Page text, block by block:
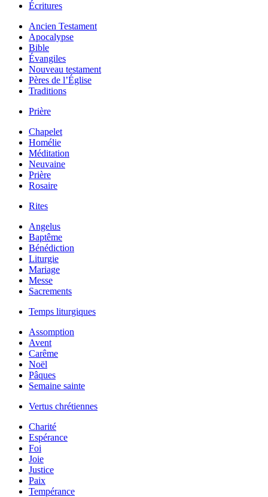
Écritures
Ancien Testament
Apocalypse
Bible
Évangiles
Nouveau testament
Pères de l’Église
Traditions
Prière
Chapelet
Homélie
Méditation
Neuvaine
Prière
Rosaire
Rites
Angelus
Baptême
Bénédiction
Liturgie
Mariage
Messe
Sacrements
Temps liturgiques
Assomption
Avent
Carême
Noël
Pâques
Semaine sainte
Vertus chrétiennes
Charité
Espérance
Foi
Joie
Justice
Paix
Tempérance